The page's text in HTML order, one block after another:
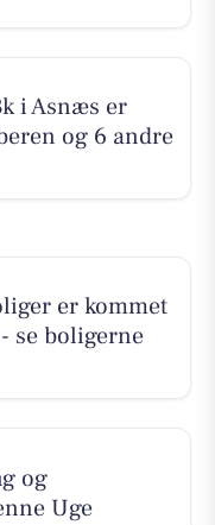
i Asnæs er
og 6 andre
er kommet
se boligerne
og
Uge